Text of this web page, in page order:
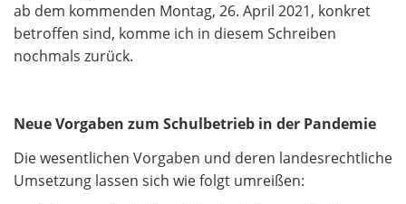
ab dem kommenden Montag, 26. April 2021, konkret
betroffen sind, komme ich in diesem Schreiben
nochmals zurück.
Neue Vorgaben zum Schulbetrieb in der Pandemie
Die wesentlichen Vorgaben und deren landesrechtliche
Umsetzung lassen sich wie folgt umreißen: